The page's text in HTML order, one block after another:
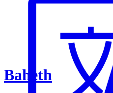
Baheth